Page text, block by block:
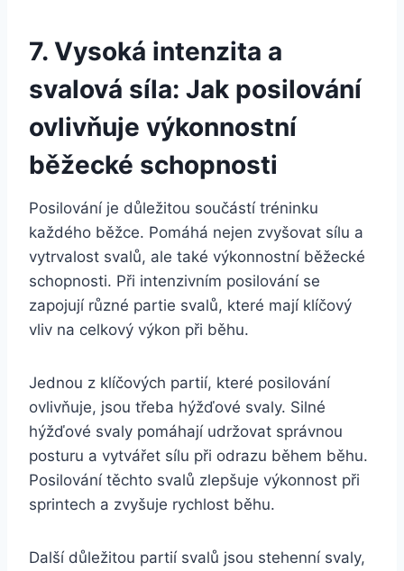
7. Vysoká intenzita a
svalová síla: Jak posilování
ovlivňuje výkonnostní
běžecké schopnosti
Posilování je důležitou součástí tréninku
každého běžce. Pomáhá nejen zvyšovat sílu a
vytrvalost svalů, ale také výkonnostní běžecké
schopnosti. Při intenzivním posilování se
zapojují různé partie svalů, které mají klíčový
vliv na celkový výkon při běhu.
Jednou z klíčových partií, které posilování
ovlivňuje, jsou třeba hýžďové svaly. Silné
hýžďové svaly pomáhají udržovat správnou
posturu a vytvářet sílu při odrazu během běhu.
Posilování těchto svalů zlepšuje výkonnost při
sprintech a zvyšuje rychlost běhu.
Další důležitou partií svalů jsou stehenní svaly,